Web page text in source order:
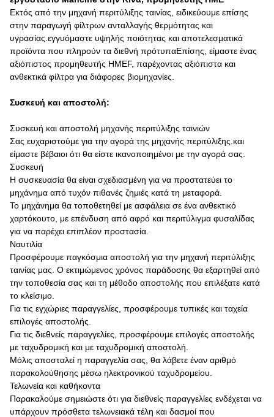
Εκτός από την μηχανή περιτύλιξης ταινίας, ειδικεύουμε επίσης
στην παραγωγή φίλτρων ανταλλαγής θερμότητας και
υγρασίας.εγγυόμαστε υψηλής ποιότητας και αποτελεσματικά
προϊόντα που πληρούν τα διεθνή πρότυπαΕπίσης, είμαστε ένας
αξιόπιστος προμηθευτής HMEF, παρέχοντας αξιόπιστα και
ανθεκτικά φίλτρα για διάφορες βιομηχανίες.
Συσκευή και αποστολή:
Συσκευή και αποστολή μηχανής περιτύλιξης ταινιών
Σας ευχαριστούμε για την αγορά της μηχανής περιτύλιξης.και
είμαστε βέβαιοι ότι θα είστε ικανοποιημένοι με την αγορά σας.
Συσκευή
Η συσκευασία θα είναι σχεδιασμένη για να προστατεύει το
μηχάνημα από τυχόν πιθανές ζημιές κατά τη μεταφορά.
Το μηχάνημα θα τοποθετηθεί με ασφάλεια σε ένα ανθεκτικό
χαρτόκουτο, με επένδυση από αφρό και περιτύλιγμα φυσαλίδας
για να παρέχει επιπλέον προστασία.
Ναυτιλία
Προσφέρουμε παγκόσμια αποστολή για την μηχανή περιτύλιξης
ταινίας μας. Ο εκτιμώμενος χρόνος παράδοσης θα εξαρτηθεί από
την τοποθεσία σας και τη μέθοδο αποστολής που επιλέξατε κατά
το κλείσιμο.
Για τις εγχώριες παραγγελίες, προσφέρουμε τυπικές και ταχεία
επιλογές αποστολής.
Για τις διεθνείς παραγγελίες, προσφέρουμε επιλογές αποστολής
με ταχυδρομική και με ταχυδρομική αποστολή.
Μόλις αποσταλεί η παραγγελία σας, θα λάβετε έναν αριθμό
παρακολούθησης μέσω ηλεκτρονικού ταχυδρομείου.
Τελωνεία και καθήκοντα
Παρακαλούμε σημειώστε ότι για διεθνείς παραγγελίες ενδέχεται να
υπάρχουν πρόσθετα τελωνειακά τέλη και δασμοί που